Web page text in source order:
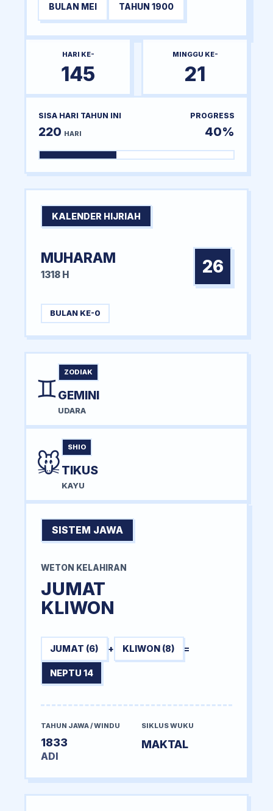
BULAN MEI TAHUN 1900
HARI KE-
145
MINGGU KE-
21
SISA HARI TAHUN INI
220 HARI
PROGRESS
40%
KALENDER HIJRIAH
MUHARAM
1318 H 26
BULAN KE-0
♊
ZODIAK
GEMINI
UDARA
🐭
SHIO
TIKUS
KAYU
SISTEM JAWA
WETON KELAHIRAN
JUMAT
KLIWON
JUMAT (6) + KLIWON (8) =
NEPTU 14
TAHUN JAWA / WINDU
1833
ADI
SIKLUS WUKU
MAKTAL